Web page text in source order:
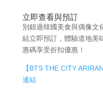
立即查看與預訂
別錯過韓國美食與偶像文
結立即預訂，體驗道地美
惠碼享受折扣優惠！
【BTS THE CITY
連結